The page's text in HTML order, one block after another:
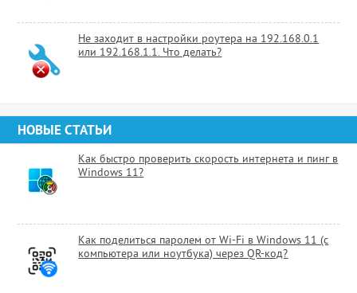
Не заходит в настройки роутера на 192.168.0.1
или 192.168.1.1. Что делать?
НОВЫЕ СТАТЬИ
Как быстро проверить скорость интернета и пинг в
Windows 11?
Как поделиться паролем от Wi-Fi в Windows 11 (с
компьютера или ноутбука) через QR-код?